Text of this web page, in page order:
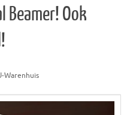
Beamer! Ook
Warenhuis